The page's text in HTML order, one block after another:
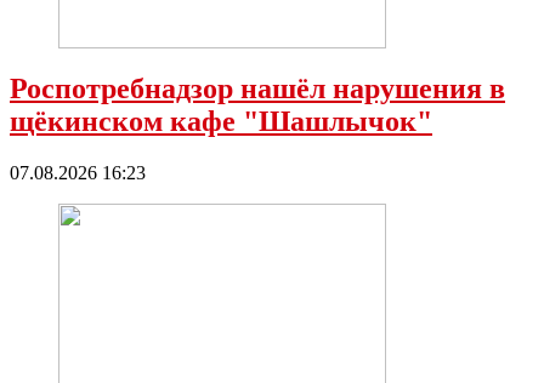
Роспотребнадзор нашёл нарушения в
щёкинском кафе "Шашлычок"
07.08.2026 16:23